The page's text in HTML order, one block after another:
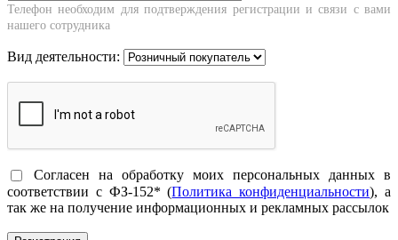
Телефон необходим для подтверждения регистрации и связи с вами
нашего сотрудника
Вид деятельности:
Согласен на обработку моих персональных данных в
соответствии с ФЗ-152* (Политика конфиденциальности), а
так же на получение информационных и рекламных рассылок